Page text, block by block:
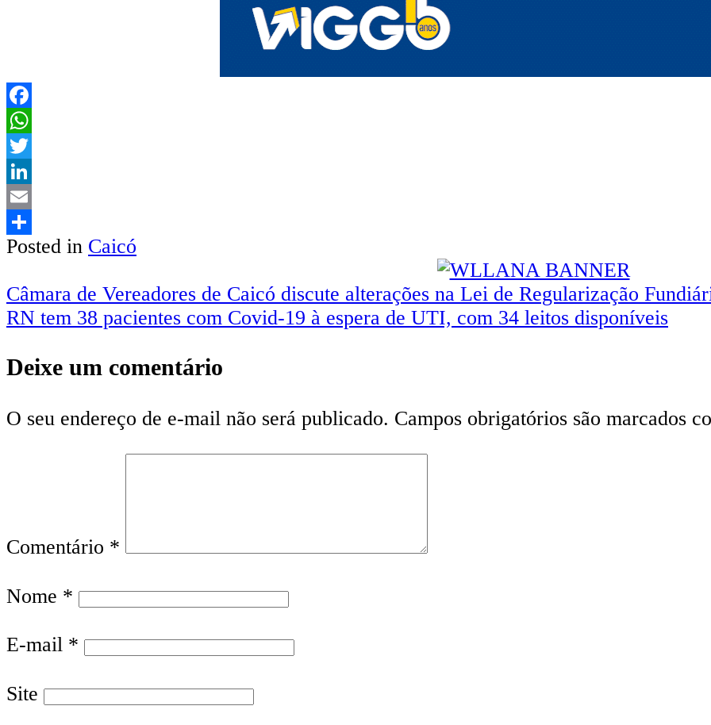
Facebook
WhatsApp
Twitter
LinkedIn
Email
Share
Posted in Caicó
Navegação
de
Post
Câmara de Vereadores de Caicó discute alterações na Lei de Regularização
RN tem 38 pacientes com Covid-19 à espera de UTI, com 34 leitos disponíveis
Deixe um comentário
O seu endereço de e-mail não será publicado. Campos obrigatórios são marcados
Comentário *
Nome *
E-mail *
Site